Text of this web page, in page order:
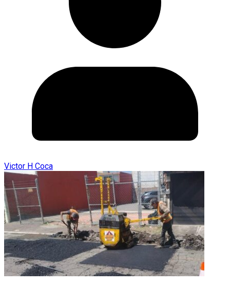
Victor H Coca